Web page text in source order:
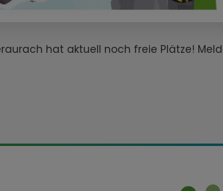
hat aktuell noch freie Plätze!